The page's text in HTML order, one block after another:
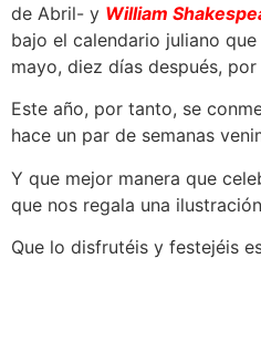
de Abril- y William
bajo el calendario juliano
mayo, diez días después,
Este año, por tanto, se
hace un par de semanas
Y que mejor manera que
que nos regala una
Que lo disfrutéis y festejéis